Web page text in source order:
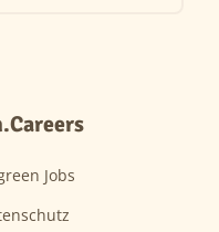
Jobs